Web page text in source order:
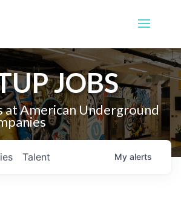
JOBS
at American Underground
Talent My alerts